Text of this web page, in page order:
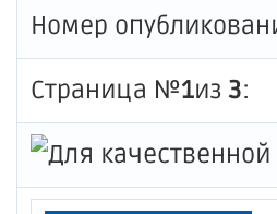
Номер
Страница №1из 3: